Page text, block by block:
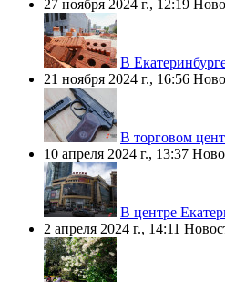
27 ноября 2024 г., 12:19
В
21 ноября 2024 г., 16:56
В торговом
10 апреля 2024 г., 13:37
В центре
2 апреля 2024 г., 14:11